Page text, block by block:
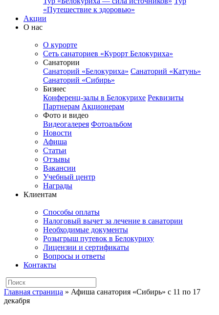
«Путешествие к здоровью»
Акции
О нас
О курорте
Сеть санаториев «Курорт Белокуриха»
Санатории
Санаторий «Белокуриха» Санаторий «Катунь»
Санаторий «Сибирь»
Бизнес
Конференц-залы в Белокурихе Реквизиты
Партнерам Акционерам
Фото и видео
Видеогалерея Фотоальбом
Новости
Афиша
Статьи
Отзывы
Вакансии
Учебный центр
Награды
Клиентам
Способы оплаты
Налоговый вычет за лечение в санатории
Необходимые документы
Розыгрыш путевок в Белокуриху
Лицензии и сертификаты
Вопросы и ответы
Контакты
Главная страница » Афиша санатория «Сибирь» с 11 по 17
декабря